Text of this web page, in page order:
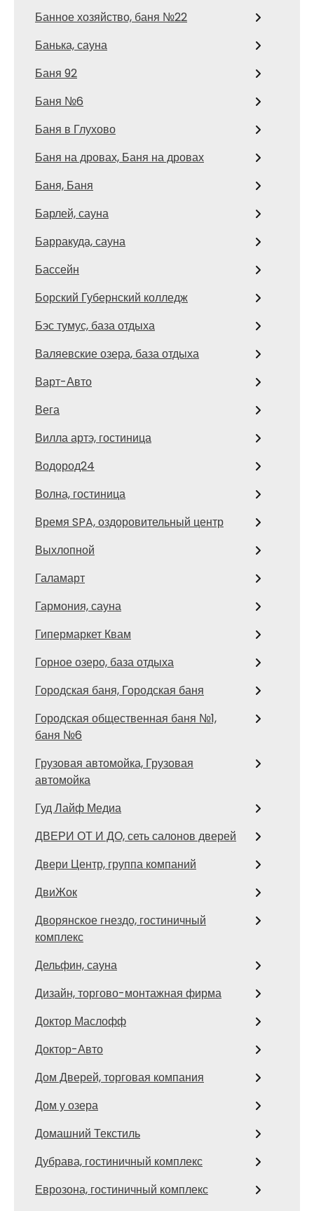
Банное хозяйство, баня №22
Банька, сауна
Баня 92
Баня №6
Баня в Глухово
Баня на дровах, Баня на дровах
Баня, Баня
Барлей, сауна
Барракуда, сауна
Бассейн
Борский Губернский колледж
Бэс тумус, база отдыха
Валяевские озера, база отдыха
Варт-Авто
Вега
Вилла артэ, гостиница
Водород24
Волна, гостиница
Время SPA, оздоровительный центр
Выхлопной
Галамарт
Гармония, сауна
Гипермаркет Квам
Горное озеро, база отдыха
Городская баня, Городская баня
Городская общественная баня №1,
баня №6
Грузовая автомойка, Грузовая
автомойка
Гуд Лайф Медиа
ДВЕРИ ОТ И ДО, сеть салонов дверей
Двери Центр, группа компаний
ДвиЖок
Дворянское гнездо, гостиничный
комплекс
Дельфин, сауна
Дизайн, торгово-монтажная фирма
Доктор Маслофф
Доктор-Авто
Дом Дверей, торговая компания
Дом у озера
Домашний Текстиль
Дубрава, гостиничный комплекс
Еврозона, гостиничный комплекс